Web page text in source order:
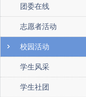
团委在线
志愿者活动
校园活动
学生风采
学生社团